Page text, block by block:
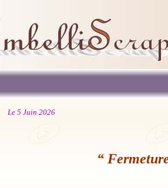
Le 5 Juin 2026
“